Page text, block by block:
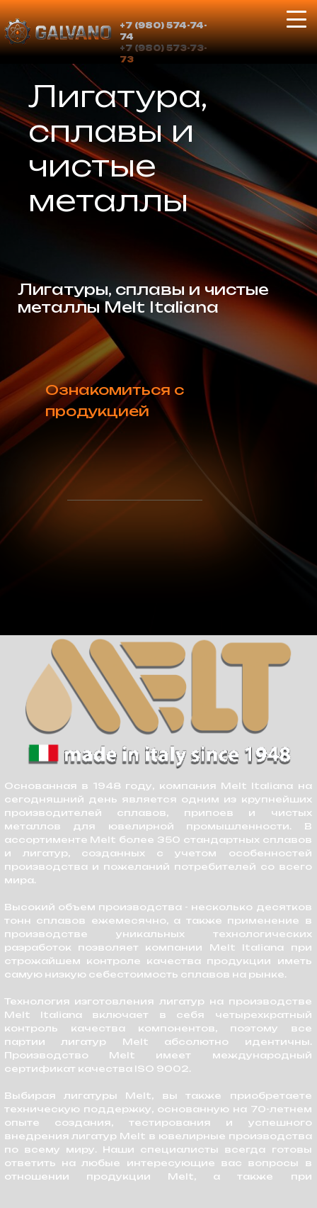
74
+7 (980) 573-73-
Лигатура,
сплавы и
чистые
металлы
продукцией
Лигатуры, сплавы и чистые
Высокий объем производства - несколько десятков
тонн сплавов ежемесячно, а также применение в
производстве уникальных технологических
разработок позволяет компании Melt Italiana при
строжайшем контроле качества продукции иметь
самую низкую себестоимость сплавов на рынке.
Технология изготовления лигатур на производстве
Melt Italiana включает в себя четырехкратный
контроль качества компонентов, поэтому все
партии лигатур Melt абсолютно идентичны.
Производство Melt имеет международный
сертификат качества ISO 9002.
Выбирая лигатуры Melt, вы также приобретаете
техническую поддержку, основанную на 70-летнем
опыте создания, тестирования и успешного
внедрения лигатур Melt в ювелирные производства
ответить на любые интересующие вас вопросы в
отношении продукции Melt, а также при
детального анализа и разрешения любых
сложностей в процессе использования наших
сплавов.